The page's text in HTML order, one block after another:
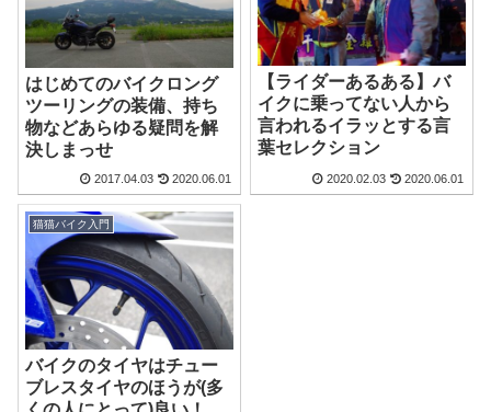
はじめてのバイクロング
ツーリングの装備、持ち
物などあらゆる疑問を解
決しまっせ
2017.04.03 2020.06.01
【ライダーあるある】バ
イクに乗ってない人から
言われるイラッとする言
葉セレクション
2020.02.03 2020.06.01
猫猫バイク入門
バイクのタイヤはチュー
ブレスタイヤのほうが(多